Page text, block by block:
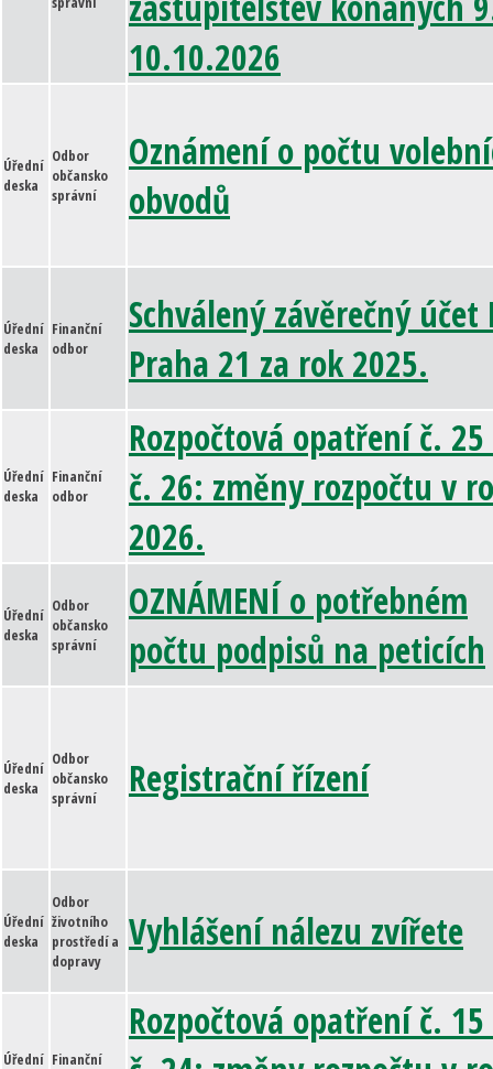
10.10.2026
Úřední
deska
Odbor
občansko
správní
Oznámení o počtu
obvodů
Úřední
deska
Finanční
odbor
Schválený závěrečný účet
Praha 21 za rok 2025.
Úřední
deska
Finanční
odbor
Rozpočtová opatření č. 25
č. 26: změny rozpočtu v
2026.
Úřední
deska
Odbor
občansko
správní
OZNÁMENÍ o potřebném
počtu podpisů na peticích
Úřední
deska
Odbor
občansko
správní
Registrační řízení
Úřední
deska
Odbor
životního
prostředí a
dopravy
Vyhlášení nálezu zvířete
Úřední Finanční
Rozpočtová opatření č. 15